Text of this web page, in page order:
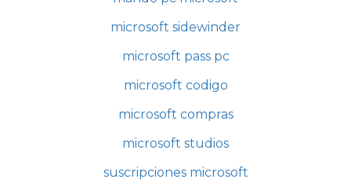
microsoft sidewinder
microsoft pass pc
microsoft codigo
microsoft compras
microsoft studios
suscripciones microsoft